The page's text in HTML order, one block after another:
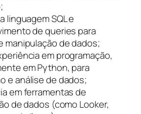
linguagem SQL e
de queries para
manipulação de dados;
em programação,
em Python, para
e análise de dados;
em ferramentas de
de dados (como Looker,